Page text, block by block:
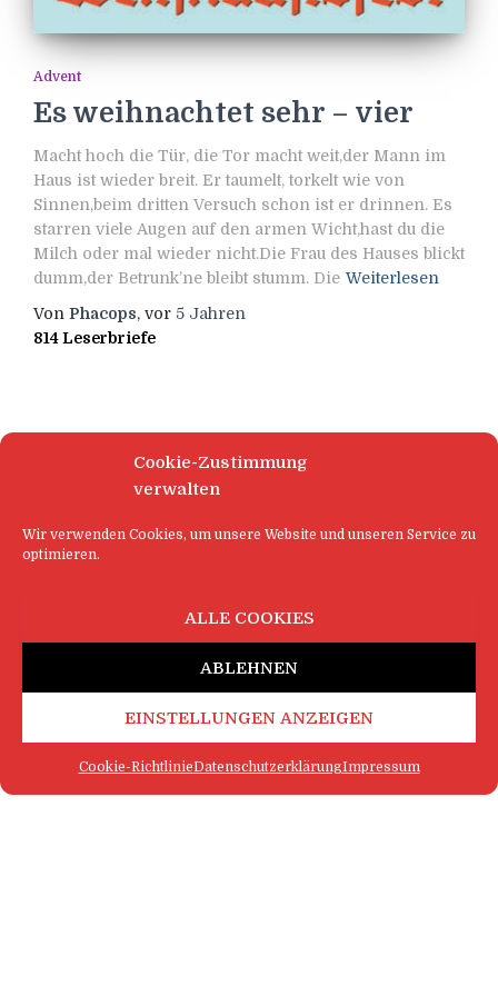
Cookie-Zustimmung
verwalten
Wir verwenden Cookies, um unsere Website und unseren Service zu
optimieren.
ALLE COOKIES
ABLEHNEN
EINSTELLUNGEN ANZEIGEN
Cookie-RichtlinieDatenschutzerklärungImpressum
Advent
Es weihnachtet sehr – vier
Macht hoch die Tür, die Tor macht weit,der Mann im
Haus ist wieder breit. Er taumelt, torkelt wie von
Sinnen,beim dritten Versuch schon ist er drinnen. Es
starren viele Augen auf den armen Wicht,hast du die
Milch oder mal wieder nicht.Die Frau des Hauses blickt
dumm,der Betrunk’ne bleibt stumm. Die Weiterlesen
Von Phacops, vor 5 Jahren
814 Leserbriefe